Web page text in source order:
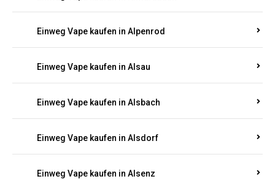
Einweg Vape kaufen in Alpenrod
Einweg Vape kaufen in Alsau
Einweg Vape kaufen in Alsbach
Einweg Vape kaufen in Alsdorf
Einweg Vape kaufen in Alsenz